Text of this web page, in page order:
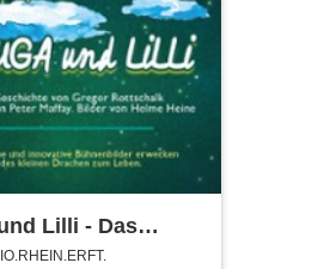
Lilli - Das
Musical für die